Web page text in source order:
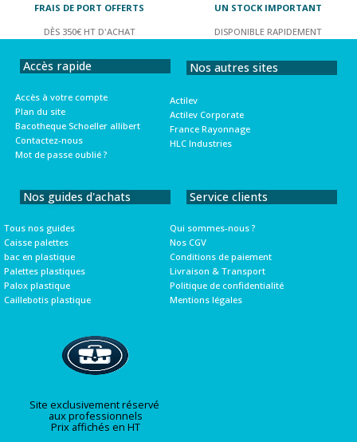
FRAIS DE PORT OFFERTS
DÈS 350€ HT D'ACHAT
UN STOCK IMPORTANT
DISPONIBLE RAPIDEMENT
Accès rapide
Accès à votre compte
Plan du site
Bacotheque Schoeller allibert
Contactez-nous
Mot de passe oublié ?
Nos autres sites
Actilev
Actilev Corporate
France Rayonnage
HLC Industries
Nos guides d'achats
Tous nos guides
Caisse palettes
bac en plastique
Palettes plastiques
Palox plastique
Caillebotis plastique
Service clients
Qui sommes-nous ?
Nos CGV
Conditions de paiement
Livraison & Transport
Politique de confidentialité
Mentions légales
Site exclusivement réservé
aux professionnels
Prix affichés en HT